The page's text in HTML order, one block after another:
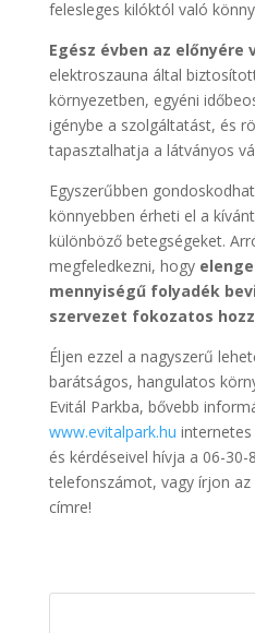
felesleges kilóktól való
Egész évben az előnyére
elektroszauna által
környezetben, egyéni
igénybe a szolgáltatást, és
tapasztalhatja a látványos
Egyszerűbben
könnyebben érheti el a
különböző betegségeket.
megfeledkezni, hogy
mennyiségű folyadék
szervezet fokozatos
Éljen ezzel a nagyszerű
barátságos, hangulatos
Evitál Parkba, bővebb
www.evitalpark.hu internetes
és kérdéseivel hívja a 06-30-
telefonszámot, vagy írjon az
címre!